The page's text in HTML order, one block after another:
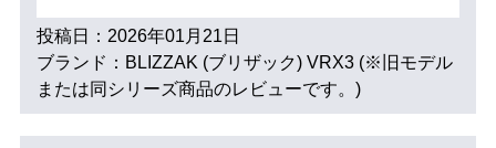
投稿日：2026年01月21日
ブランド：BLIZZAK (ブリザック) VRX3 (※旧モデル
または同シリーズ商品のレビューです。)